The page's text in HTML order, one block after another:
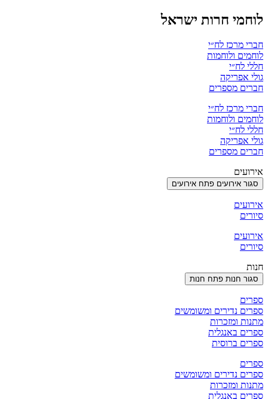
לוחמי חרות ישראל
חברי מרכז לח״י
לוחמים ולוחמות
חללי לח״י
גולי אפריקה
חברים מספרים
חברי מרכז לח״י
לוחמים ולוחמות
חללי לח״י
גולי אפריקה
חברים מספרים
אירועים
סגור אירועים פתח אירועים
אירועים
סיורים
אירועים
סיורים
חנות
סגור חנות פתח חנות
ספרים
ספרים נדירים ומשומשים
מתנות ומזכרות
ספרים באנגלית
ספרים ברוסית
ספרים
ספרים נדירים ומשומשים
מתנות ומזכרות
ספרים באנגלית